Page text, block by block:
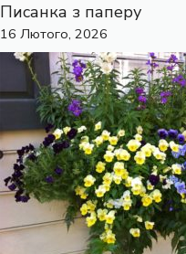
Писанка з паперу
16 Лютого, 2026